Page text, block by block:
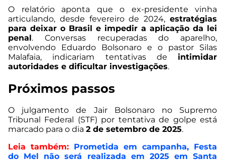
O relatório aponta que o ex-presidente vinha
articulando, desde fevereiro de 2024, estratégias
para deixar o Brasil e impedir a aplicação da lei
penal. Conversas recuperadas do aparelho,
envolvendo Eduardo Bolsonaro e o pastor Silas
Malafaia, indicariam tentativas de intimidar
autoridades e dificultar investigações.
Próximos passos
O julgamento de Jair Bolsonaro no Supremo
Tribunal Federal (STF) por tentativa de golpe está
marcado para o dia 2 de setembro de 2025.
Leia também: Prometida em campanha, Festa
do Mel não será realizada em 2025 em Santa